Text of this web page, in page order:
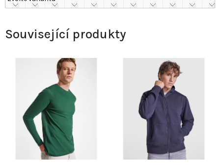
Související produkty